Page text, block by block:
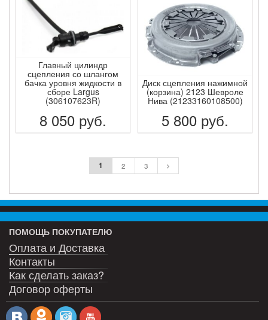
Главный цилиндр
сцепления со шлангом
бачка уровня жидкости в
сборе Largus
(306107623R)
8 050 руб.
Диск сцепления нажимной
(корзина) 2123 Шевроле
Нива (21233160108500)
5 800 руб.
1 2 3
ПОМОЩЬ ПОКУПАТЕЛЮ
Оплата и Доставка
Контакты
Как сделать заказ?
Договор оферты